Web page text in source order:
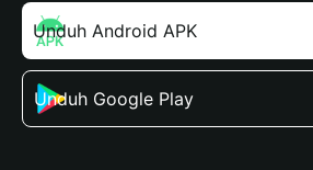
Unduh Android APK
Unduh Google Play